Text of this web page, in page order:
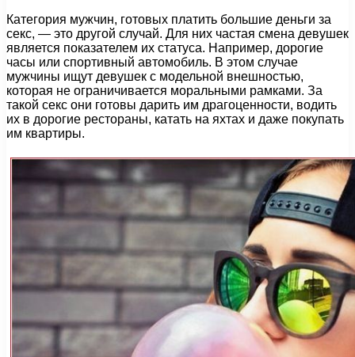
Категория мужчин, готовых платить большие деньги за
секс, — это другой случай. Для них частая смена девушек
является показателем их статуса. Например, дорогие
часы или спортивный автомобиль. В этом случае
мужчины ищут девушек с модельной внешностью,
которая не ограничивается моральными рамками. За
такой секс они готовы дарить им драгоценности, водить
их в дорогие рестораны, катать на яхтах и даже покупать
им квартиры.